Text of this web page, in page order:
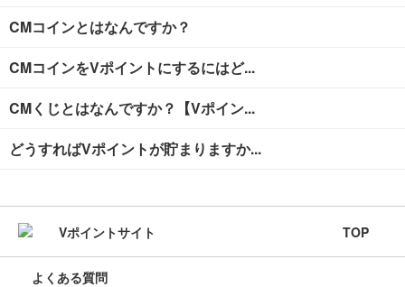
CMコインとはなんですか？
CMコインをVポイントにするにはど...
CMくじとはなんですか？【Vポイン...
どうすればVポイントが貯まりますか...
TOP
よくある質問